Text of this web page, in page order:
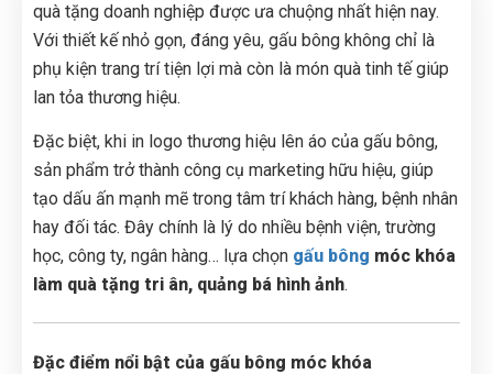
quà tặng doanh nghiệp được ưa chuộng nhất hiện nay.
Với thiết kế nhỏ gọn, đáng yêu, gấu bông không chỉ là
phụ kiện trang trí tiện lợi mà còn là món quà tinh tế giúp
lan tỏa thương hiệu.
Đặc biệt, khi in logo thương hiệu lên áo của gấu bông,
sản phẩm trở thành công cụ marketing hữu hiệu, giúp
tạo dấu ấn mạnh mẽ trong tâm trí khách hàng, bệnh nhân
hay đối tác. Đây chính là lý do nhiều bệnh viện, trường
học, công ty, ngân hàng… lựa chọn gấu bông móc khóa
làm quà tặng tri ân, quảng bá hình ảnh.
Đặc điểm nổi bật của gấu bông móc khóa